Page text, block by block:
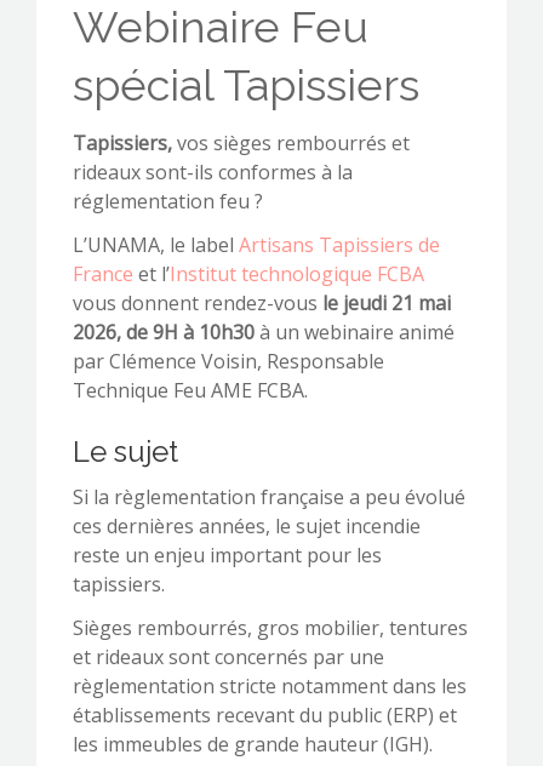
Webinaire Feu
spécial Tapissiers
Tapissiers,vos sièges rembourrés et
rideaux sont-ils conformes à la
réglementation feu ?
L’UNAMA, le label Artisans Tapissiers de
France et l’Institut technologique FCBA
vous donnent rendez-vous le jeudi 21 mai
2026, de 9H à 10h30à un webinaire animé
par Clémence Voisin, Responsable
Technique Feu AME FCBA.
Le sujet
Si la règlementation française a peu évolué
ces dernières années, le sujet incendie
reste un enjeu important pour les
tapissiers.
Sièges rembourrés, gros mobilier, tentures
et rideaux sont concernés par une
règlementation stricte notamment dans les
établissements recevant du public (ERP) et
les immeubles de grande hauteur (IGH).